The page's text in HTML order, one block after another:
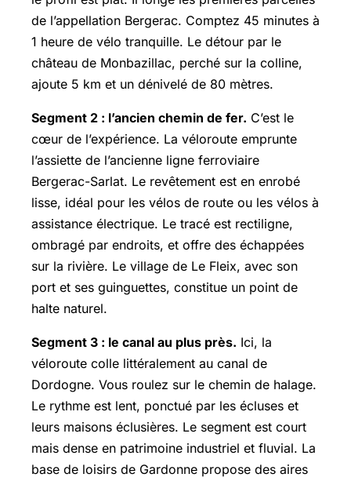
de l’appellation Bergerac. Comptez 45 minutes à
1 heure de vélo tranquille. Le détour par le
château de Monbazillac, perché sur la colline,
ajoute 5 km et un dénivelé de 80 mètres.
Segment 2 : l’ancien chemin de fer. C’est le
cœur de l’expérience. La véloroute emprunte
l’assiette de l’ancienne ligne ferroviaire
Bergerac-Sarlat. Le revêtement est en enrobé
lisse, idéal pour les vélos de route ou les vélos à
assistance électrique. Le tracé est rectiligne,
ombragé par endroits, et offre des échappées
sur la rivière. Le village de Le Fleix, avec son
port et ses guinguettes, constitue un point de
halte naturel.
Segment 3 : le canal au plus près. Ici, la
véloroute colle littéralement au canal de
Dordogne. Vous roulez sur le chemin de halage.
Le rythme est lent, ponctué par les écluses et
leurs maisons éclusières. Le segment est court
mais dense en patrimoine industriel et fluvial. La
base de loisirs de Gardonne propose des aires